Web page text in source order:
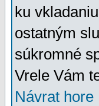
ku
ostatným
súkromné
Vrele Vám
Návrat hore